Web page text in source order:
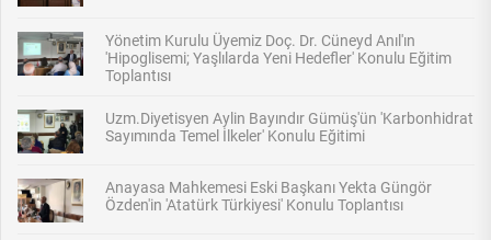
Yönetim Kurulu Üyemiz Doç. Dr. Cüneyd Anıl'ın
'Hipoglisemi; Yaşlılarda Yeni Hedefler' Konulu Eğitim
Toplantısı
Uzm.Diyetisyen Aylin Bayındır Gümüş'ün 'Karbonhidrat
Sayımında Temel İlkeler' Konulu Eğitimi
Anayasa Mahkemesi Eski Başkanı Yekta Güngör
Özden'in 'Atatürk Türkiyesi' Konulu Toplantısı